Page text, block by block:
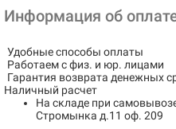
Информация об
Удобные способы оплаты
Работаем с физ. и юр. лицами
Гарантия возврата денежных
Наличный расчет
На складе при
Стромынка д.11 оф. 209